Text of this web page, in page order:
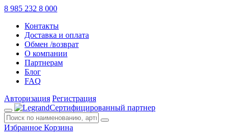
8 985 232 8 000
Контакты
Доставка и оплата
Обмен /возврат
О компании
Партнерам
Блог
FAQ
Авторизация Регистрация
Сертифицированный партнер
Избранное Корзина